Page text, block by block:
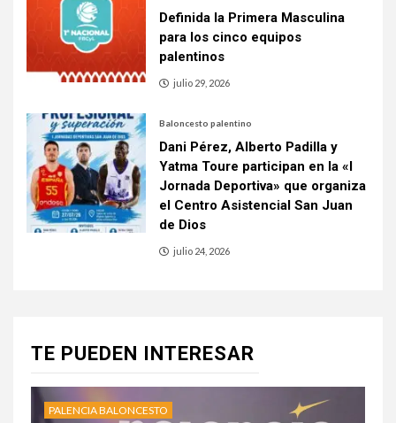
Definida la Primera Masculina
para los cinco equipos
palentinos
julio 29, 2026
Baloncesto palentino
Dani Pérez, Alberto Padilla y
Yatma Toure participan en la «I
Jornada Deportiva» que organiza
el Centro Asistencial San Juan
de Dios
julio 24, 2026
TE PUEDEN INTERESAR
PALENCIA BALONCESTO